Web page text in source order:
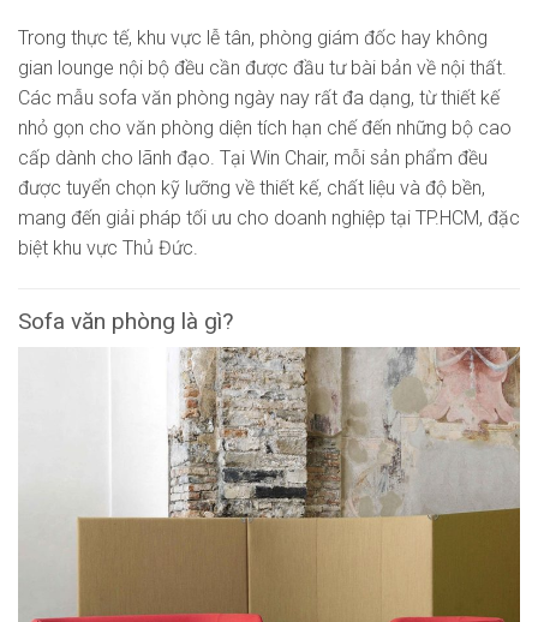
Trong thực tế, khu vực lễ tân, phòng giám đốc hay không
gian lounge nội bộ đều cần được đầu tư bài bản về nội thất.
Các mẫu sofa văn phòng ngày nay rất đa dạng, từ thiết kế
nhỏ gọn cho văn phòng diện tích hạn chế đến những bộ cao
cấp dành cho lãnh đạo. Tại Win Chair, mỗi sản phẩm đều
được tuyển chọn kỹ lưỡng về thiết kế, chất liệu và độ bền,
mang đến giải pháp tối ưu cho doanh nghiệp tại TP.HCM, đặc
biệt khu vực Thủ Đức.
Sofa văn phòng là gì?